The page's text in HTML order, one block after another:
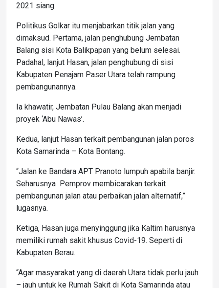
2021 siang.
Politikus Golkar itu menjabarkan titik jalan yang
dimaksud. Pertama, jalan penghubung Jembatan
Balang sisi Kota Balikpapan yang belum selesai.
Padahal, lanjut Hasan, jalan penghubung di sisi
Kabupaten Penajam Paser Utara telah rampung
pembangunannya.
Ia khawatir, Jembatan Pulau Balang akan menjadi
proyek ‘Abu Nawas’.
Kedua, lanjut Hasan terkait pembangunan jalan poros
Kota Samarinda – Kota Bontang.
“Jalan ke Bandara APT Pranoto lumpuh apabila banjir.
Seharusnya Pemprov membicarakan terkait
pembangunan jalan atau perbaikan jalan alternatif,”
lugasnya.
Ketiga, Hasan juga menyinggung jika Kaltim harusnya
memiliki rumah sakit khusus Covid-19. Seperti di
Kabupaten Berau.
“Agar masyarakat yang di daerah Utara tidak perlu jauh
– jauh untuk ke Rumah Sakit di Kota Samarinda atau